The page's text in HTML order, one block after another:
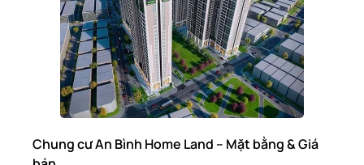
Chung cư An Bình Home Land – Mặt bằng & Giá